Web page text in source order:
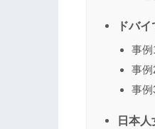
ドバ
事
事例
事
日本